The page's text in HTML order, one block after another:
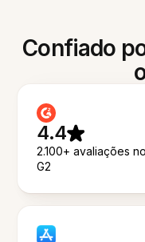
Confiado
4.4
2.100+ avaliações no
G2